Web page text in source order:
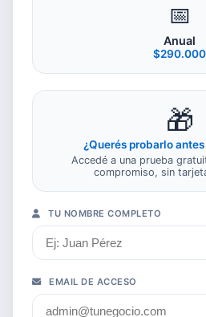
📅
Anual
$290.000
🎁
¿Querés probarlo
Accedé a una prueba
compromiso, sin
TU NOMBRE COMPLETO
EMAIL DE ACCESO